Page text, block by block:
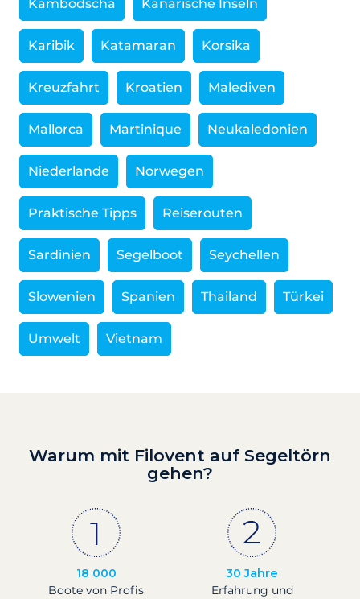
Kambodscha Kanarische Inseln
Karibik Katamaran Korsika
Kreuzfahrt Kroatien Malediven
Mallorca Martinique Neukaledonien
Niederlande Norwegen
Praktische Tipps Reiserouten
Sardinien Segelboot Seychellen
Slowenien Spanien Thailand Türkei
Umwelt Vietnam
Warum mit Filovent auf Segeltörn
gehen?
18 000
Boote von Profis
30 Jahre
Erfahrung und